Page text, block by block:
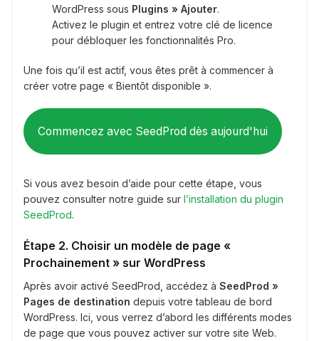
WordPress sous Plugins » Ajouter.
Activez le plugin et entrez votre clé de licence
pour débloquer les fonctionnalités Pro.
Une fois qu’il est actif, vous êtes prêt à commencer à
créer votre page « Bientôt disponible ».
Commencez avec SeedProd dès aujourd'hui
Si vous avez besoin d’aide pour cette étape, vous
pouvez consulter notre guide sur l’installation du plugin
SeedProd.
Étape 2. Choisir un modèle de page «
Prochainement » sur WordPress
Après avoir activé SeedProd, accédez à SeedProd »
Pages de destination depuis votre tableau de bord
WordPress. Ici, vous verrez d’abord les différents modes
de page que vous pouvez activer sur votre site Web.